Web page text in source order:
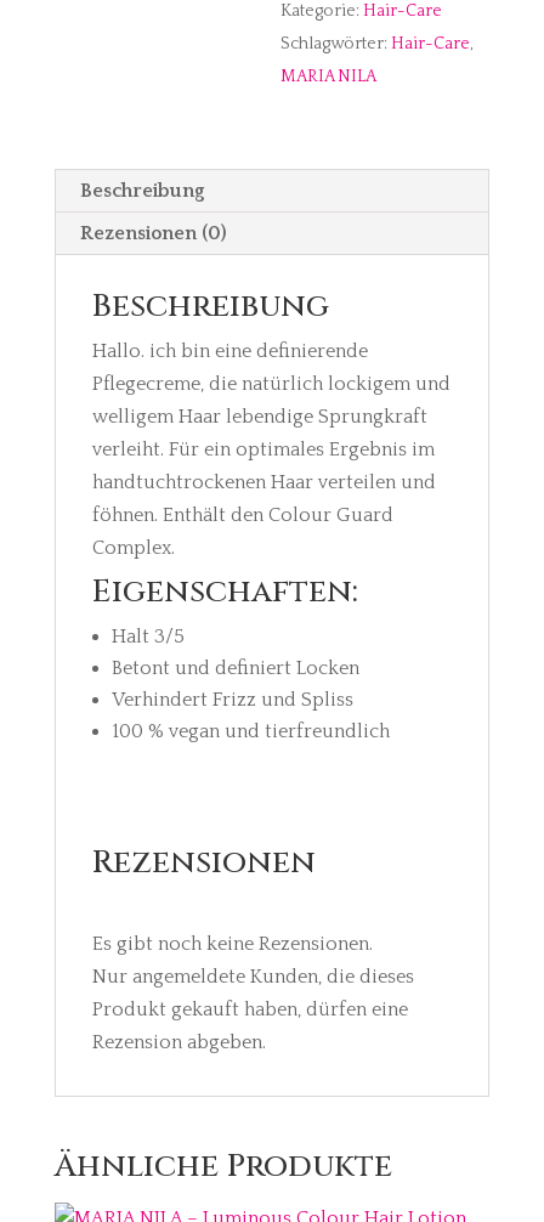
Kategorie:Hair-Care
Schlagwörter:Hair-Care,
MARIA NILA
Beschreibung
Rezensionen (0)
Beschreibung
Hallo. ich bin eine definierende
Pflegecreme, die natürlich lockigem und
welligem Haar lebendige Sprungkraft
verleiht. Für ein optimales Ergebnis im
handtuchtrockenen Haar verteilen und
föhnen. Enthält den Colour Guard
Complex.
Eigenschaften:
Halt 3/5
Betont und definiert Locken
Verhindert Frizz und Spliss
100 % vegan und tierfreundlich
Rezensionen
Es gibt noch keine Rezensionen.
Nur angemeldete Kunden, die dieses
Produkt gekauft haben, dürfen eine
Rezension abgeben.
Ähnliche Produkte